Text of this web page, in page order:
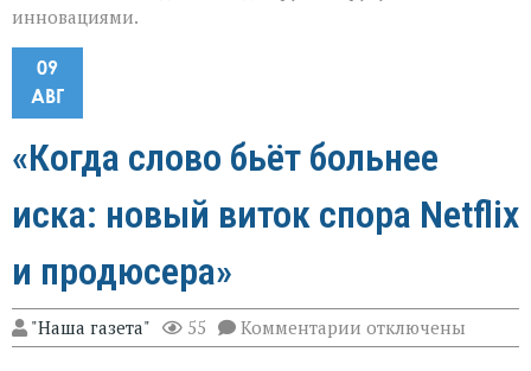
инновациями.
09
АВГ
«Когда слово бьёт больнее
иска: новый виток спора Netflix
и продюсера»
"Наша газета" 55 Комментарии к
записи
отключены